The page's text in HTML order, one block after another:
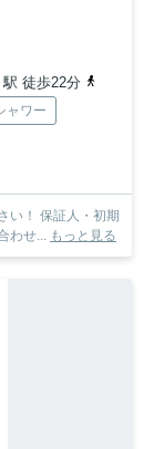
徒歩22分
ャワー
初期
わせ... もっと見る